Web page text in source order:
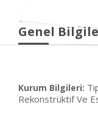
Genel
Kurum Bilgileri:
Rekonstrüktif Ve